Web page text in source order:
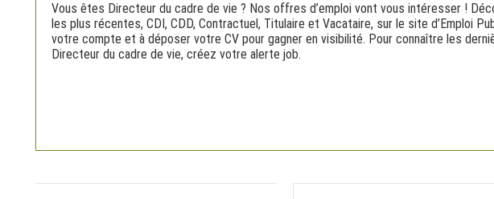
Vous êtes Directeur du cadre de vie ? Nos offres d’emploi vont vous intéresser !
les plus récentes, CDI, CDD, Contractuel, Titulaire et Vacataire, sur le site d’Emploi
votre compte et à déposer votre CV pour gagner en visibilité. Pour connaître les
Directeur du cadre de vie, créez votre alerte job.